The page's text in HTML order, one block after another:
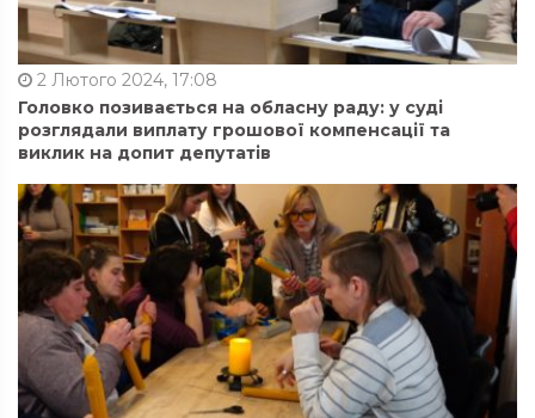
2 Лютого 2024, 17:08
Головко позивається на обласну раду: у суді
розглядали виплату грошової компенсації та
виклик на допит депутатів